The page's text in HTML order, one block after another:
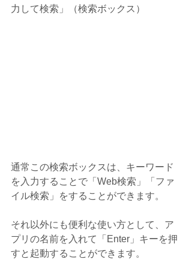
力して検索」（検索ボックス）
通常この検索ボックスは、キーワード
を入力することで「Web検索」「ファ
イル検索」をすることができます。
それ以外にも便利な使い方として、ア
プリの名前を入れて「Enter」キーを押
すと起動することができます。